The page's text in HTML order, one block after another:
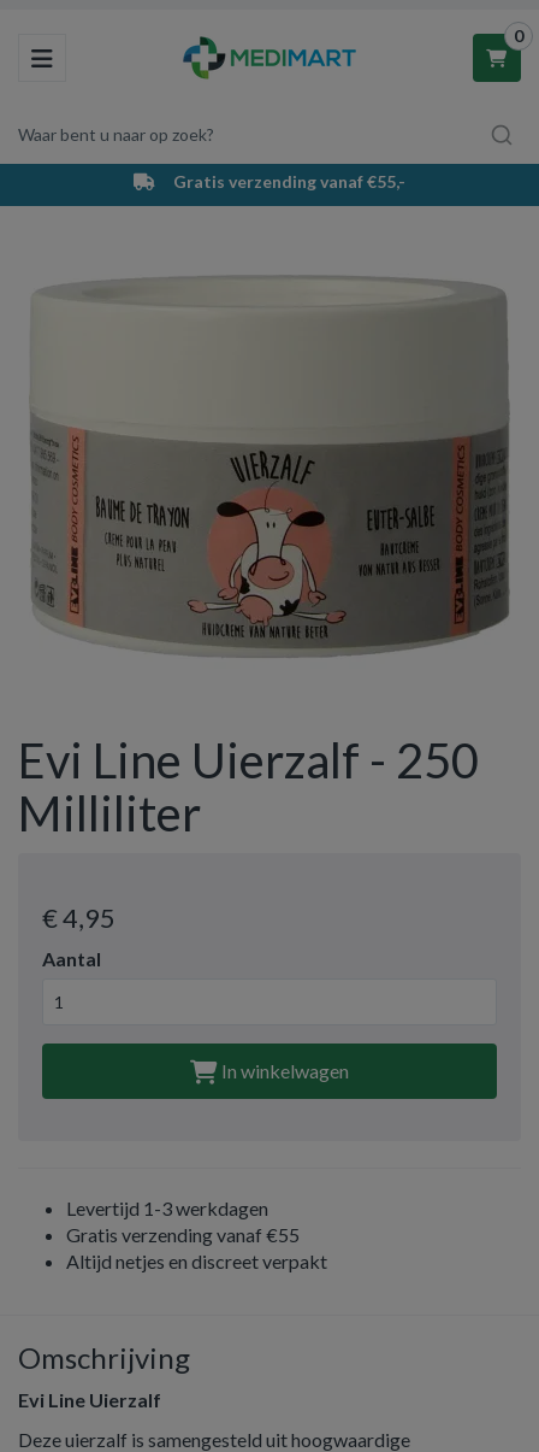
Toggle navigation
Waar bent u naar op zoek?
0
Winkelwagen
Gratis verzending vanaf €55,-
Evi Line Uierzalf - 250
Milliliter
€ 4,95
Aantal
In winkelwagen
Levertijd 1-3 werkdagen
Gratis verzending vanaf €55
Altijd netjes en discreet verpakt
Omschrijving
Evi Line Uierzalf
Deze uierzalf is samengesteld uit hoogwaardige